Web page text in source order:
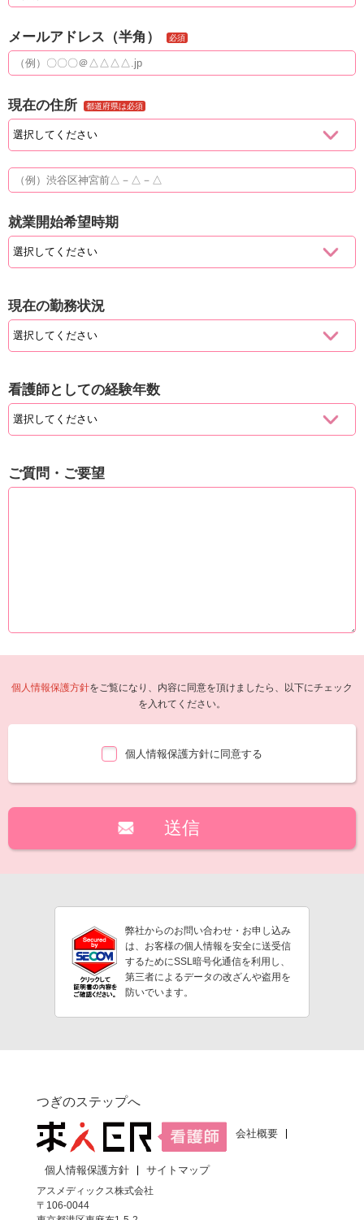
メールアドレス（半角） 必須
現在の住所 都道府県は必須
就業開始希望時期
現在の勤務状況
看護師としての経験年数
ご質問・ご要望
個人情報保護方針をご覧になり、内容に同意を頂けましたら、以下にチェック
を入れてください。
個人情報保護方針に同意する
弊社からのお問い合わせ・お申し込み
は、お客様の個人情報を安全に送受信
するためにSSL暗号化通信を利用し、
第三者によるデータの改ざんや盗用を
防いでいます。
つぎのステップへ
会社概要
個人情報保護方針
サイトマップ
アスメディックス株式会社
〒106-0044